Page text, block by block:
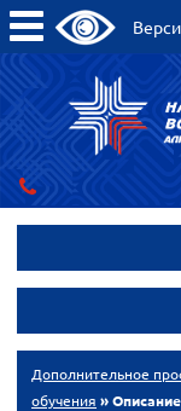
Дополнительное
обучения »